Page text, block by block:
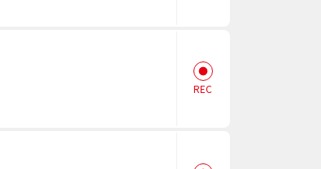
REC